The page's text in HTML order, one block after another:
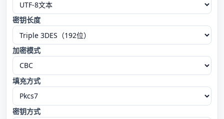
密钥长度
加密模式
填充方式
密钥方式